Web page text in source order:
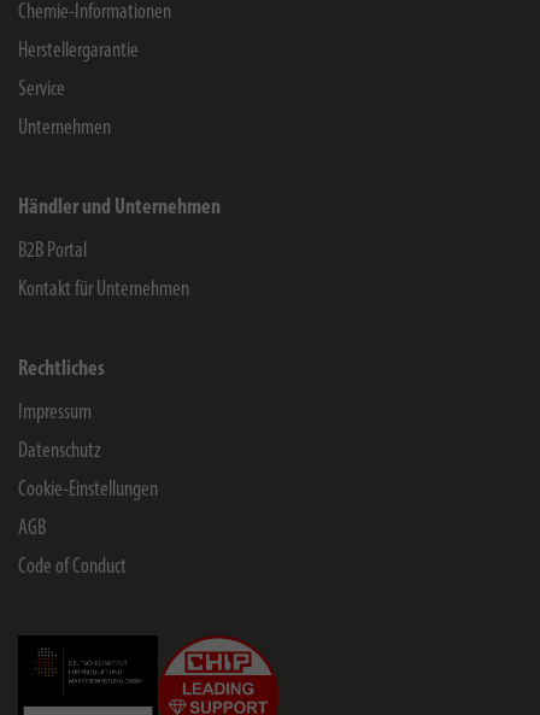
Chemie-Informationen
Herstellergarantie
Service
Unternehmen
Händler und Unternehmen
B2B Portal
Kontakt für Unternehmen
Rechtliches
Impressum
Datenschutz
Cookie-Einstellungen
AGB
Code of Conduct